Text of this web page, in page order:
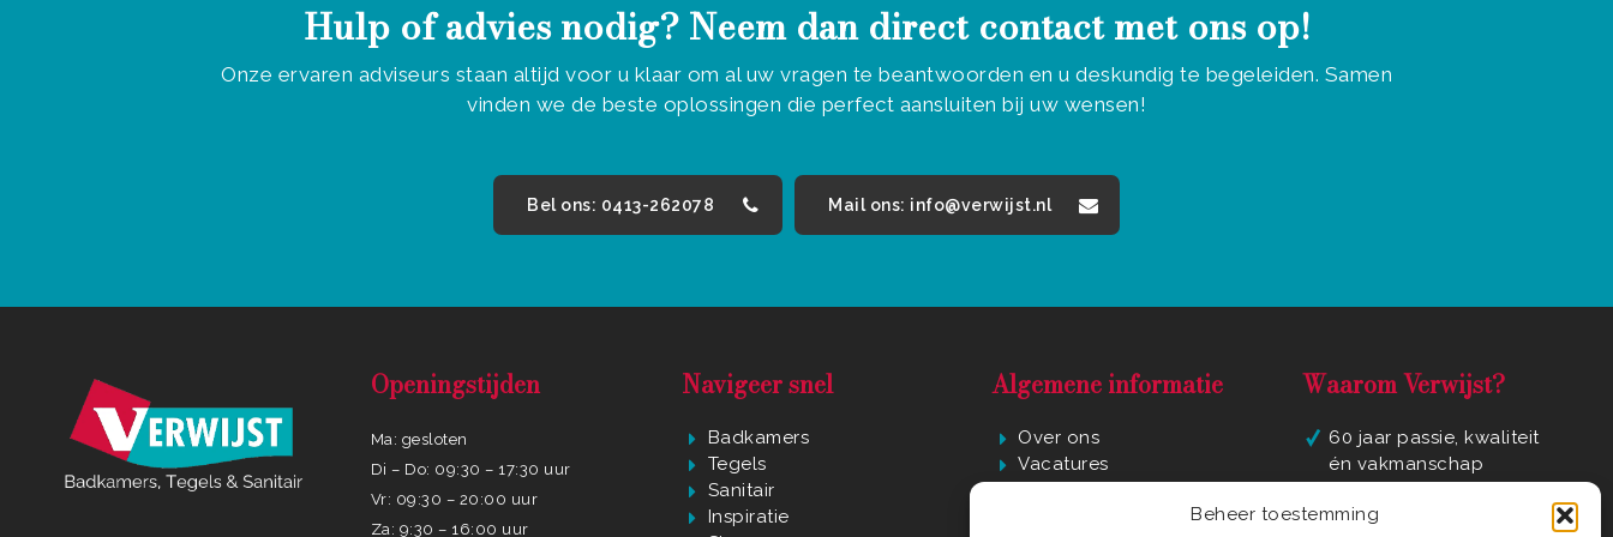
Beheer toestemming
Hulp of advies nodig? Neem dan direct contact met ons op!
Onze ervaren adviseurs staan altijd voor u klaar om al uw vragen te beantwoorden en u deskundig te begeleiden. Samen
vinden we de beste oplossingen die perfect aansluiten bij uw wensen!
Bel ons: 0413-262078 Mail ons: info@verwijst.nl
Openingstijden
Ma: gesloten
Di – Do: 09:30 – 17:30 uur
Vr: 09:30 – 20:00 uur
Za: 9:30 – 16:00 uur
Navigeer snel
Badkamers
Tegels
Sanitair
Inspiratie
Algemene informatie
Over ons
Vacatures
Algemene voorwaarden
Waarom Verwijst?
60 jaar passie, kwaliteit
én vakmanschap
materialen en